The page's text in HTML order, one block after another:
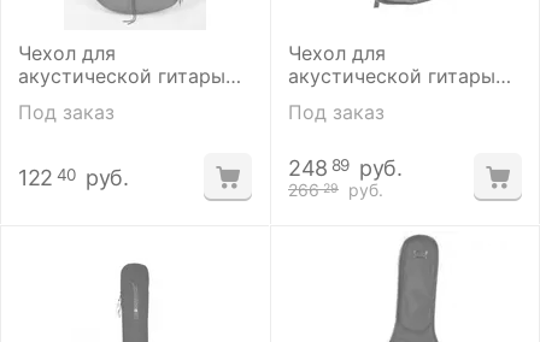
Чехол для
акустической гитары
Solo ЧГ12-5
Под заказ
122 40 руб.
Чехол для
акустической гитары
Ritter RСG500-9-D
Под заказ
266 29 руб.
248 89 руб.